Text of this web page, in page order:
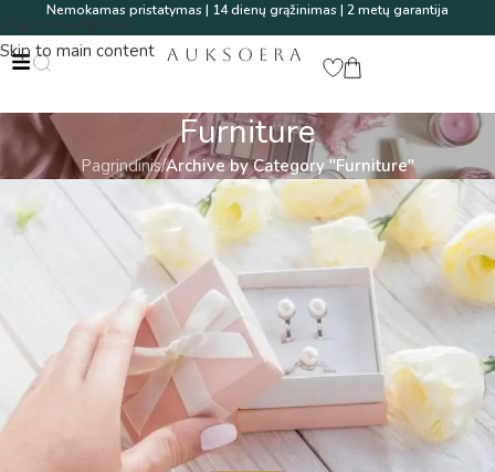
Skip to navigation
Skip to main content
Nemokamas pristatymas | 14 dienų grąžinimas | 2 metų garantija
AUKSOERA
Furniture
Pagrindinis/Archive by Category "Furniture"